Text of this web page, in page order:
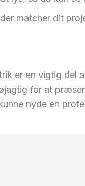
matcher dit
er en vigtig del
for at
nyde en